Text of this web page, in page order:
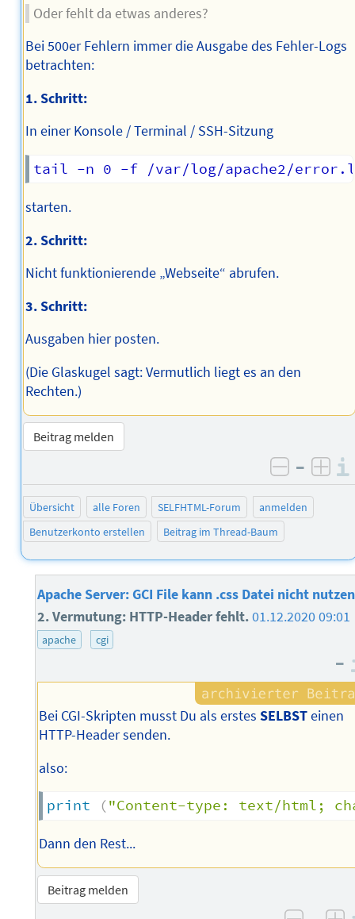
Oder fehlt da etwas anderes?
Bei 500er Fehlern immer die Ausgabe des Fehler-Logs
betrachten:
1. Schritt:
In einer Konsole / Terminal / SSH-Sitzung
starten.
2. Schritt:
Nicht funktionierende „Webseite“ abrufen.
3. Schritt:
Ausgaben hier posten.
(Die Glaskugel sagt: Vermutlich liegt es an den
Rechten.)
Beitrag melden
negativ
–
Übersicht alle Foren SELFHTML-Forum
anmelden
Benutzerkonto erstellen
Beitrag im Thread-Baum
Apache Server: GCI File kann .css Datei nicht nutzen
2. Vermutung: HTTP-Header fehlt.01.12.2020 09:01
apache cgi
–
Bei CGI-Skripten musst Du als erstesSELBSTeinen
HTTP-Header senden.
also:
print ("Content-type: text/html;
Dann den Rest...
Beitrag melden